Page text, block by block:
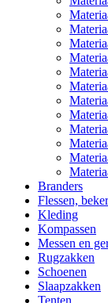
Branders
Flessen,
Kleding
Kompassen
Messen en
Rugzakken
Schoenen
Slaapzakken